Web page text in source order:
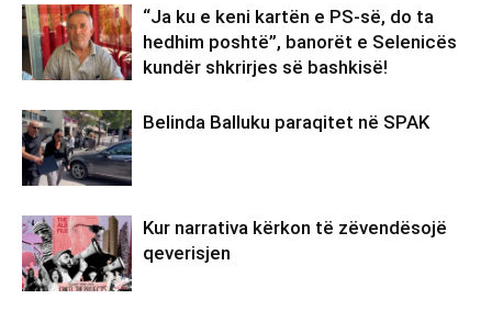
“Ja ku e keni kartën e PS-së, do ta
hedhim poshtë”, banorët e Selenicës
kundër shkrirjes së bashkisë!
Belinda Balluku paraqitet në SPAK
Kur narrativa kërkon të zëvendësojë
qeverisjen